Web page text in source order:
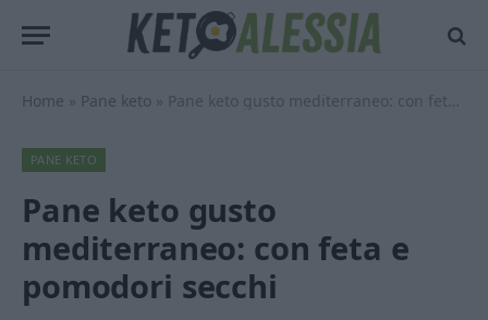
Home » Pane keto » Pane keto gusto mediterraneo: con feta e pomodori secchi
PANE KETO
Pane keto gusto
mediterraneo: con feta e
pomodori secchi